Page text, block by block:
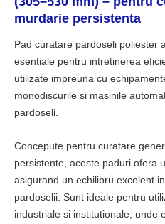
murdarie persistenta
Pad curatare pardoseli poliester
esentiale pentru intretinerea
utilizate impreuna cu
monodiscurile si masinile
pardoseli.
Concepute pentru curatare
persistente, aceste paduri ofera
asigurand un echilibru excelent
pardoselii. Sunt ideale pentru
industriale si institutionale, unde